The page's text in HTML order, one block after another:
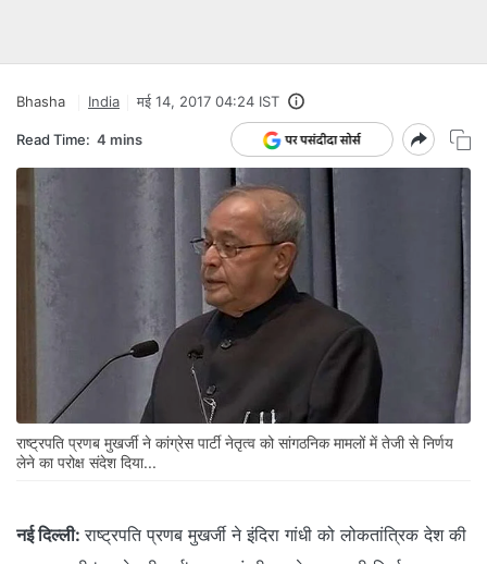
Bhasha India मई 14, 2017 04:24 IST
Read Time: 4 mins
राष्ट्रपति प्रणब मुखर्जी ने कांग्रेस पार्टी नेतृत्व को सांगठनिक मामलों में तेजी से निर्णय
लेने का परोक्ष संदेश दिया...
नई दिल्ली: राष्ट्रपति प्रणब मुखर्जी ने इंदिरा गांधी को लोकतांत्रिक देश की